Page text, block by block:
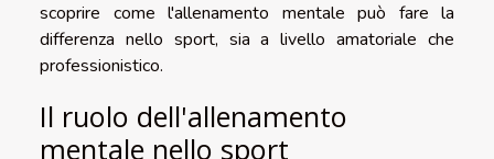
scoprire come l'allenamento mentale può fare la
differenza nello sport, sia a livello amatoriale che
professionistico.
Il ruolo dell'allenamento
mentale nello sport